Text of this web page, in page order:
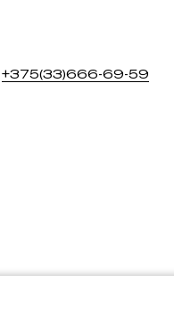
+375(33)666-69-59